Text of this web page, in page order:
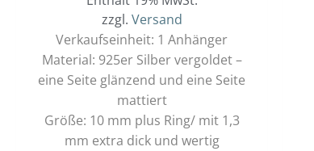
zzgl. Versand
Verkaufseinheit: 1 Anhänger
Material: 925er Silber vergoldet –
eine Seite glänzend und eine Seite
mattiert
Größe: 10 mm plus Ring/ mit 1,3
mm extra dick und wertig